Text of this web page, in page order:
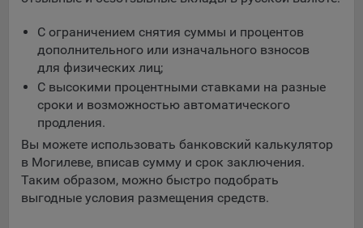
проспект, д. 39, стр. 79, БЦ «SkyLight».
Технические настройки
Технические настройки хранят технические данные вашего
выбора (например, языкового). Техническая аналитика
используется для обеспечения корректной работы сайта.
Компании, которой мы поручаем обработку данных для
данной цели:
Сервис хранения информации, предоставляемый
С ограничением снятия суммы и процентов
дополнительного или изначального взносов
для физических лиц;
С высокими процентными ставками на разные
сроки и возможностью автоматического
продления.
Вы можете использовать банковский калькулятор
в Могилеве, вписав сумму и срок заключения.
Таким образом, можно быстро подобрать
выгодные условия размещения средств.